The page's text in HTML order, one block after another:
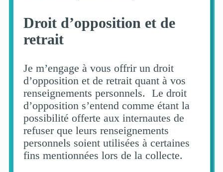
Droit d’opposition et de
retrait
Je m’engage à vous offrir un droit
d’opposition et de retrait quant à vos
renseignements personnels. Le droit
d’opposition s’entend comme étant la
possibilité offerte aux internautes de
refuser que leurs renseignements
personnels soient utilisées à certaines
fins mentionnées lors de la collecte.